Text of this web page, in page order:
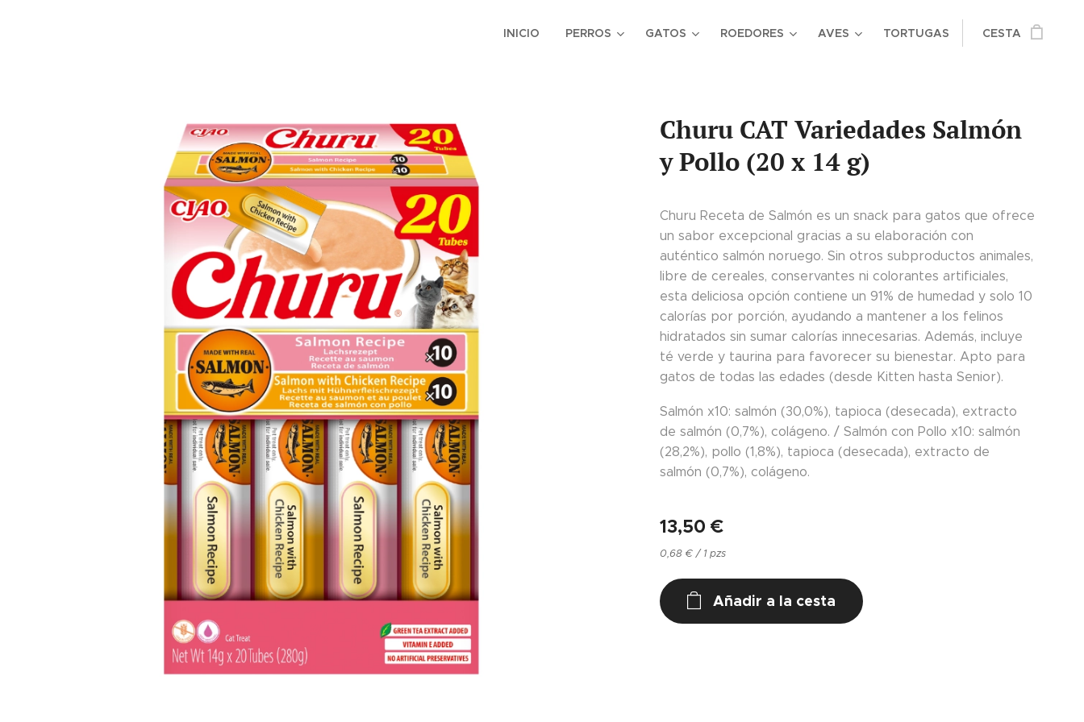
INICIO PERROS GATOS ROEDORES AVES TORTUGAS CESTA
Churu CAT Variedades Salmón
y Pollo (20 x 14 g)
Churu Receta de Salmón es un snack para gatos que ofrece
un sabor excepcional gracias a su elaboración con
auténtico salmón noruego. Sin otros subproductos animales,
libre de cereales, conservantes ni colorantes artificiales,
esta deliciosa opción contiene un 91% de humedad y solo 10
calorías por porción, ayudando a mantener a los felinos
hidratados sin sumar calorías innecesarias. Además, incluye
té verde y taurina para favorecer su bienestar. Apto para
gatos de todas las edades (desde Kitten hasta Senior).
Salmón x10: salmón (30,0%), tapioca (desecada), extracto
de salmón (0,7%), colágeno. / Salmón con Pollo x10: salmón
(28,2%), pollo (1,8%), tapioca (desecada), extracto de
salmón (0,7%), colágeno.
13,50 €
0,68 € / 1 pzs
Añadir a la cesta